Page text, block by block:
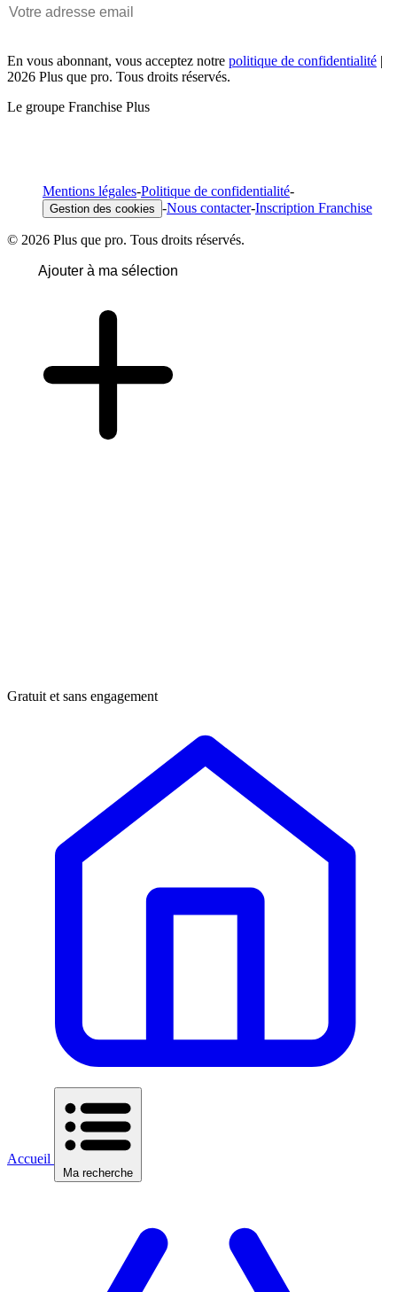
En vous abonnant, vous acceptez notre politique de confidentialité |
2026 Plus que pro. Tous droits réservés.
Le groupe Franchise Plus
Mentions légales-Politique de confidentialité-
Gestion des cookies -Nous contacter-Inscription Franchise
© 2026 Plus que pro. Tous droits réservés.
Ajouter à ma sélection
Gratuit et sans engagement
Accueil
Ma recherche